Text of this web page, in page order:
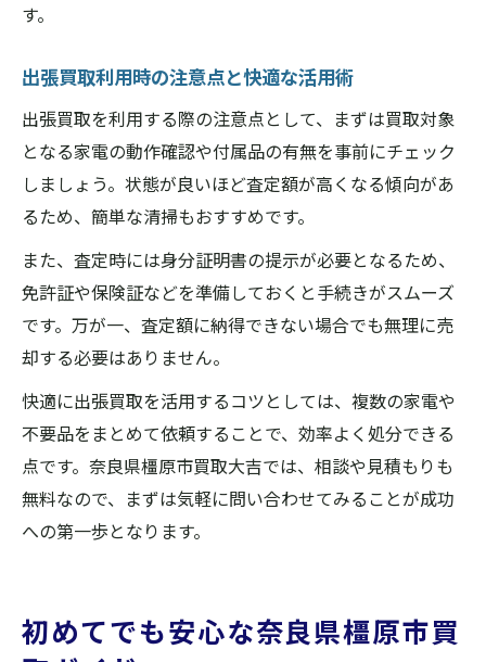
す。
出張買取利用時の注意点と快適な活用術
出張買取を利用する際の注意点として、まずは買取対象
となる家電の動作確認や付属品の有無を事前にチェック
しましょう。状態が良いほど査定額が高くなる傾向があ
るため、簡単な清掃もおすすめです。
また、査定時には身分証明書の提示が必要となるため、
免許証や保険証などを準備しておくと手続きがスムーズ
です。万が一、査定額に納得できない場合でも無理に売
却する必要はありません。
快適に出張買取を活用するコツとしては、複数の家電や
不要品をまとめて依頼することで、効率よく処分できる
点です。奈良県橿原市買取大吉では、相談や見積もりも
無料なので、まずは気軽に問い合わせてみることが成功
への第一歩となります。
初めてでも安心な奈良県橿原市買